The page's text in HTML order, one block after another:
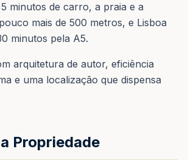
minutos de carro, a praia e a
mais de 500 metros, e Lisboa
minutos pela A5.
arquitetura de autor, eficiência
e uma localização que dispensa
Propriedade